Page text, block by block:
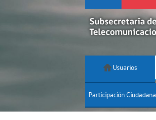
Usuarios
Participación Ciudadana